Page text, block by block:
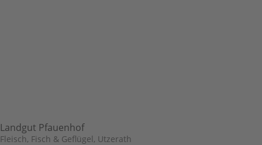
Landgut Pfauenhof
Fleisch, Fisch & Geflügel, Utzerath